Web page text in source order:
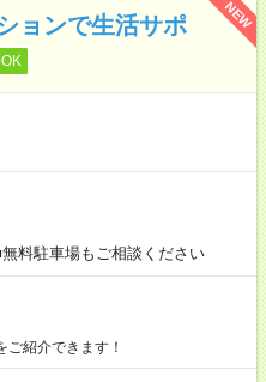
NEW
ョンで生活サポ
料駐車場もご相談ください
紹介できます！